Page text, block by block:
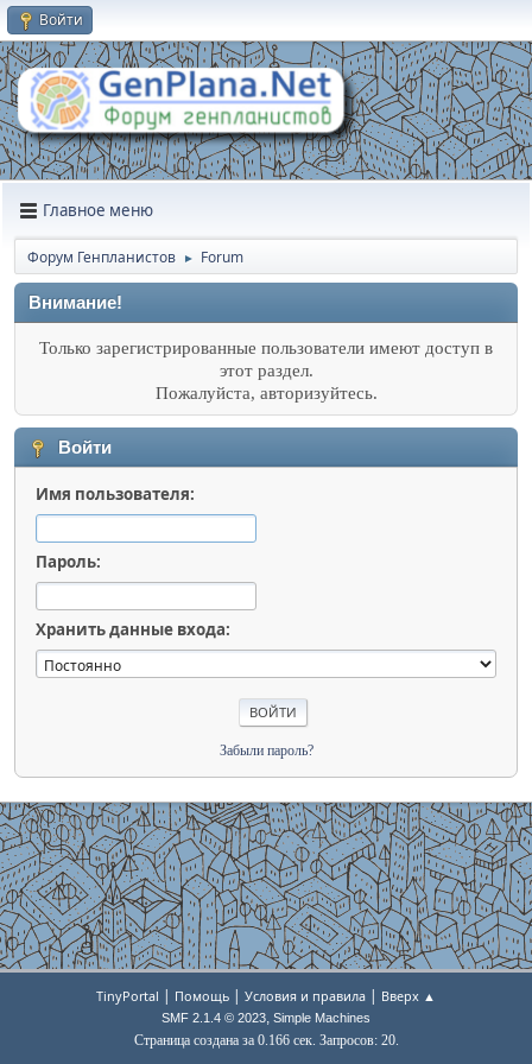
Войти
Главное меню
Форум Генпланистов ► Forum
Внимание!
Только зарегистрированные пользователи имеют доступ в
этот раздел.
Пожалуйста, авторизуйтесь.
Войти
Имя пользователя:
Пароль:
Хранить данные входа:
Забыли пароль?
TinyPortal | Помощь | Условия и правила | Вверх ▲
SMF 2.1.4 © 2023, Simple Machines
Страница создана за 0.166 сек. Запросов: 20.